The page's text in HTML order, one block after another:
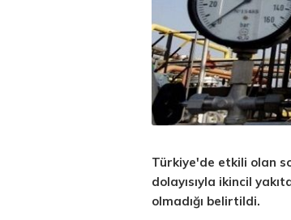
Türkiye'de etkili olan
dolayısıyla ikincil
olmadığı belirtildi.